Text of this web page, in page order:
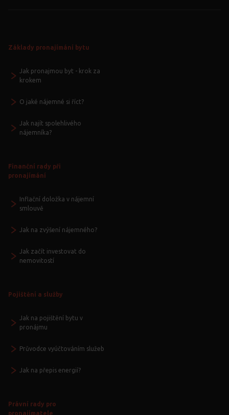
Základy pronajímání bytu
Jak pronajmou byt - krok za
krokem
O jaké nájemné si říct?
Jak najít spolehlivého
nájemníka?
Finanční rady při
pronajímání
Inflační doložka v nájemní
smlouvě
Jak na zvýšení nájemného?
Jak začít investovat do
nemovitostí
Pojištění a služby
Jak na pojištění bytu v
pronájmu
Průvodce vyúčtováním služeb
Jak na přepis energií?
Právní rady pro
pronajímatele